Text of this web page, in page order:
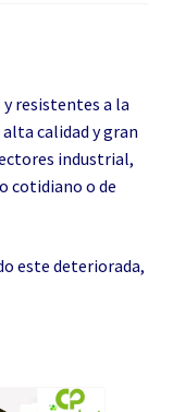
resistentes a la
calidad y gran
industrial,
cotidiano o de
este deteriorada,